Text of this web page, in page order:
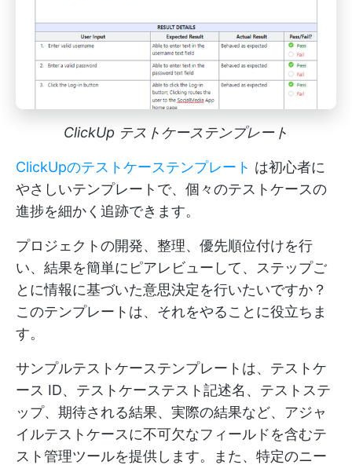
ClickUp テストケーステンプレート
ClickUpのテストケーステンプレート は初心者に
やさしいテンプレートで、個々のテストケースの
進捗を細かく追跡できます。
プロジェクトの開発、整理、優先順位付けを行
い、結果を簡単にピアレビューして、ステップご
とに情報に基づいた意思決定を行いたいですか？
このテンプレートは、それをやることに役立ちま
す。
サンプルテストケーステンプレートは、テストケ
ース ID、テストケーステスト記述名、テストステ
ップ、期待される結果、実際の結果など、アジャ
イルテストケースに不可欠なフィールドを含むテ
スト管理ツールを提供します。また、特定のニー